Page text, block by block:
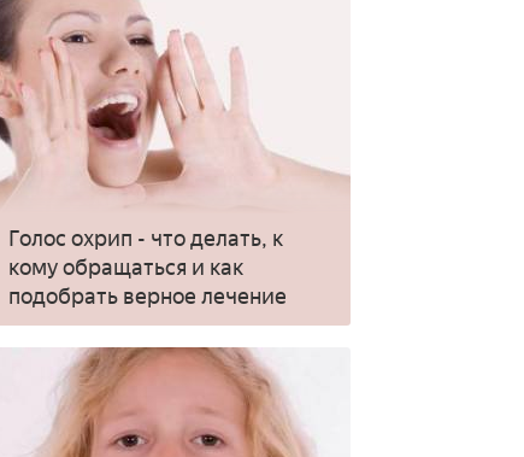
Голос охрип - что делать, к
кому обращаться и как
подобрать верное лечение